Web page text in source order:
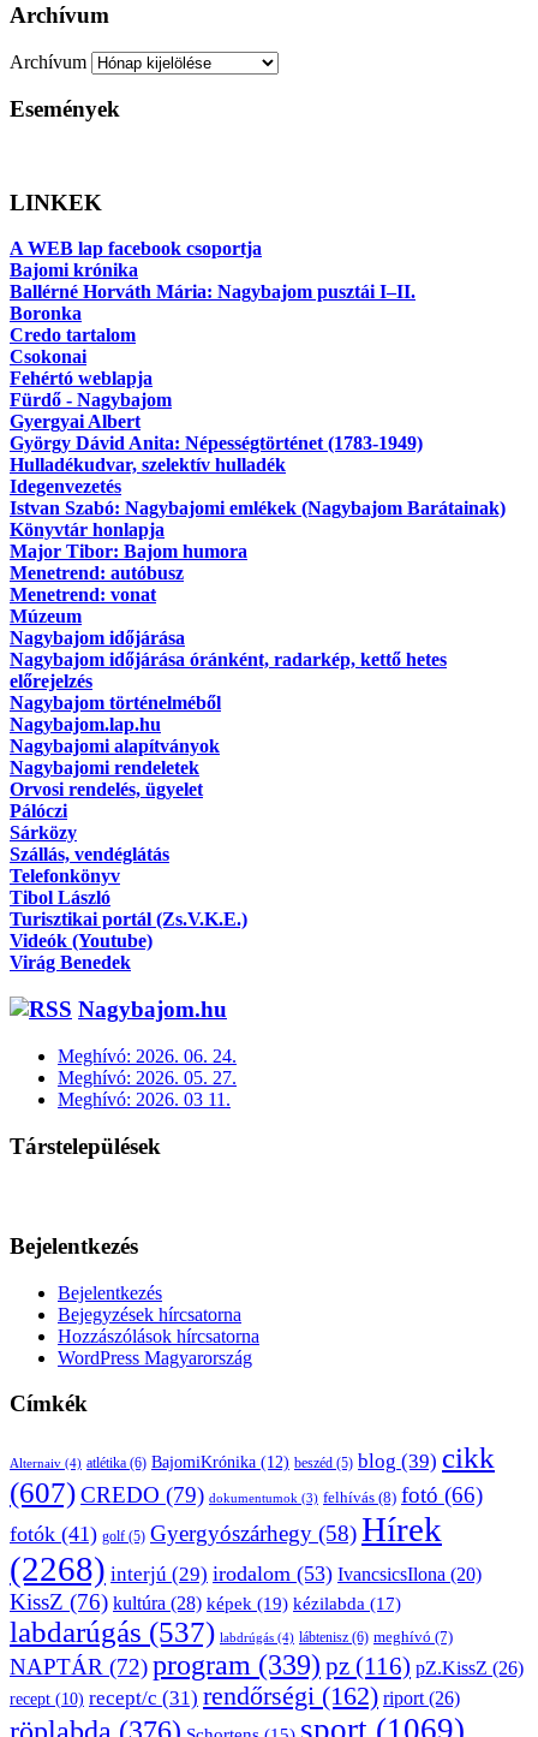
Archívum
Archívum
Események
LINKEK
A WEB lap facebook csoportja
Bajomi krónika
Ballérné Horváth Mária: Nagybajom pusztái I–II.
Boronka
Credo tartalom
Csokonai
Fehértó weblapja
Fürdő - Nagybajom
Gyergyai Albert
György Dávid Anita: Népességtörténet (1783-1949)
Hulladékudvar, szelektív hulladék
Idegenvezetés
Istvan Szabó: Nagybajomi emlékek (Nagybajom Barátainak)
Könyvtár honlapja
Major Tibor: Bajom humora
Menetrend: autóbusz
Menetrend: vonat
Múzeum
Nagybajom időjárása
Nagybajom időjárása óránként, radarkép, kettő hetes
előrejelzés
Nagybajom történelméből
Nagybajom.lap.hu
Nagybajomi alapítványok
Nagybajomi rendeletek
Orvosi rendelés, ügyelet
Pálóczi
Sárközy
Szállás, vendéglátás
Telefonkönyv
Tibol László
Turisztikai portál (Zs.V.K.E.)
Videók (Youtube)
Virág Benedek
Nagybajom.hu
Meghívó: 2026. 06. 24.
Meghívó: 2026. 05. 27.
Meghívó: 2026. 03 11.
Társtelepülések
Bejelentkezés
Bejelentkezés
Bejegyzések hírcsatorna
Hozzászólások hírcsatorna
WordPress Magyarország
Címkék
Alternaiv (4) atlétika (6) BajomiKrónika (12) beszéd (5) blog (39) cikk
(607)CREDO (79) dokumentumok (3) felhívás (8) fotó (66)
fotók (41) golf (5) Gyergyószárhegy (58)Hírek
(2268) interjú (29) irodalom (53) IvancsicsIlona (20)
KissZ (76) kultúra (28) képek (19) kézilabda (17)
labdarúgás (537) labdrúgás (4) lábtenisz (6) meghívó (7)
NAPTÁR (72)program (339) pz (116) pZ.KissZ (26)
recept (10) recept/c (31) rendőrségi (162) riport(26)